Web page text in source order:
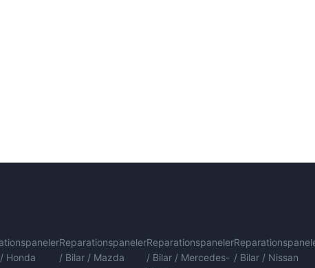
Honda
Reparationspaneler
/ Bilar / Mazda
Reparationspaneler
/ Bilar / Mercedes- / Bilar / Nissan